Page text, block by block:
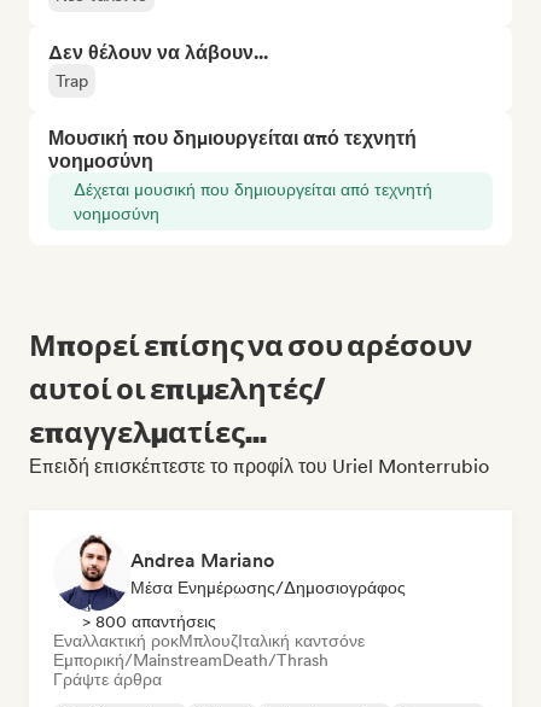
Δεν θέλουν να λάβουν...
Trap
Μουσική που δημιουργείται από τεχνητή
νοημοσύνη
Δέχεται μουσική που δημιουργείται από τεχνητή
νοημοσύνη
Μπορεί επίσης να σου αρέσουν
αυτοί οι επιμελητές/
επαγγελματίες...
Επειδή επισκέπτεστε το προφίλ του Uriel Monterrubio
Andrea Mariano
Μέσα Ενημέρωσης/Δημοσιογράφος
> 800 απαντήσεις
Εναλλακτική ροκΜπλουζΙταλική καντσόνε
Εμπορική/MainstreamDeath/Thrash
Γράψτε άρθρα